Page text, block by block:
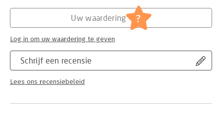
motivatietrainer en schrijver van actieboeken. Hij beklom al op
zijn 23e de Mount Everest en is bekend door survival-
programma’s op Netflix en Discovery Channel. Zijn deelname
aan de Alphacursus ziet hij als zijn grootste avontuur ooit.
Mens en maatschappij
Schrijf een recensie
Lees ons recensiebeleid
Uw waardering ?
Log in om uw waardering te geven